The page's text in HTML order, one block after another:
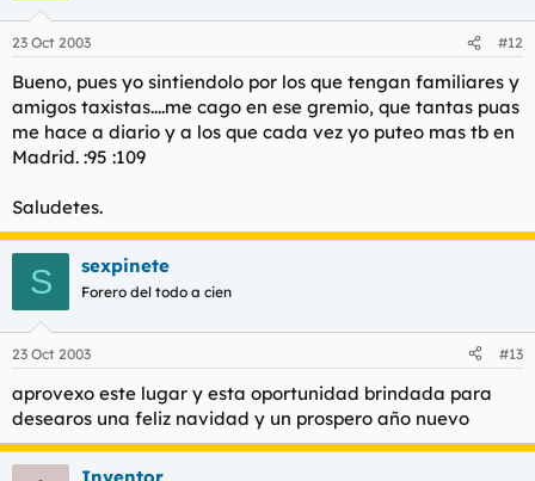
23 Oct 2003 #12
Bueno, pues yo sintiendolo por los que tengan familiares y
amigos taxistas....me cago en ese gremio, que tantas puas
me hace a diario y a los que cada vez yo puteo mas tb en
Madrid. :95 :109
Saludetes.
S sexpinete
Forero del todo a cien
23 Oct 2003 #13
aprovexo este lugar y esta oportunidad brindada para
desearos una feliz navidad y un prospero año nuevo
Inventor